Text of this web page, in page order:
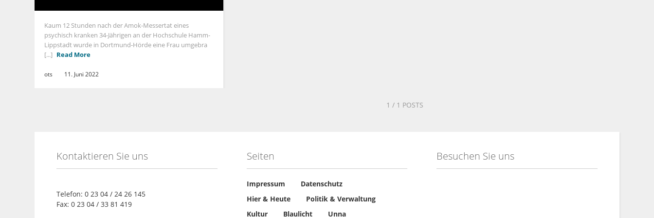
Kaum 12 Stunden nach der Amok-Messertat eines
psychisch kranken 34-Jährigen an der Hochschule Hamm-
Lippstadt wurde in Dortmund-Hörde eine Frau umgebra
[...] Read More
ots 11. Juni 2022
1 / 1 POSTS
Kontaktieren Sie uns
Telefon: 0 23 04 / 24 26 145
Fax: 0 23 04 / 33 81 419
Seiten
Impressum
Datenschutz
Hier & Heute
Politik & Verwaltung
Kultur
Blaulicht Unna
Besuchen Sie uns